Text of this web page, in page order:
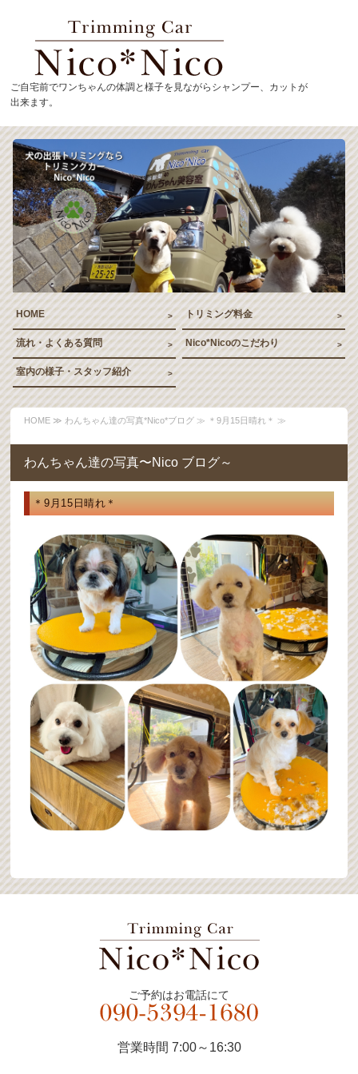
ご自宅前でワンちゃんの体調と様子を見ながらシャンプー、カットが
出来ます。
HOME トリミング料金
流れ・よくある質問 Nico*Nicoのこだわり
室内の様子・スタッフ紹介
HOME ≫ わんちゃん達の写真*Nico*ブログ ≫ ＊9月15日晴れ＊ ≫
わんちゃん達の写真〜Nico ブログ～
＊9月15日晴れ＊
ご予約はお電話にて
営業時間 7:00～16:30